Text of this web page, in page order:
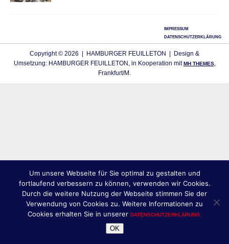
IMPRESSUM
DATENSCHUTZERKLÄRUNG
Copyright © 2026 | HAMBURGER FEUILLETON | Design &
Umsetzung: HAMBURGER FEUILLETON, in Kooperation mitMH THEMES,
Frankfurt/M.
Um unsere Webseite für Sie optimal zu gestalten und
fortlaufend verbessern zu können, verwenden wir Cookies.
Durch die weitere Nutzung der Webseite stimmen Sie der
Verwendung von Cookies zu. Weitere Informationen zu
Cookies erhalten Sie in unserer DATENSCHUTZERKLÄRUNG.
OK